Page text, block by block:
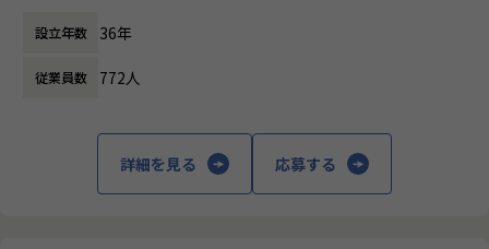
そうなイメージが正直あったが、実際にやってみるとローコ
・API開発、オープンソースは今までできたことを効率的
より幅広い技術・知識の習得を楽しめる！（30代男性）
・開発工程を短縮することで、本当に必要な工程に時間を
h）、JP1​
その他、サーバーレスアーキテクチャでのデータ基盤構築
将来的には、インフラアーキテクトや上級インフラエンジニ
アなど、スペシャリストを目指して頂くことも可能です。
企業競争力を向上させることを使命としてい
チ開発やコンサルティングまで幅広いサービ
スを提供しています。クラウドERPやローコ
ード開発を柱とし、業務効率化やDX推進、経
設立年数 36年
従業員数 772人
詳細を見る 応募する